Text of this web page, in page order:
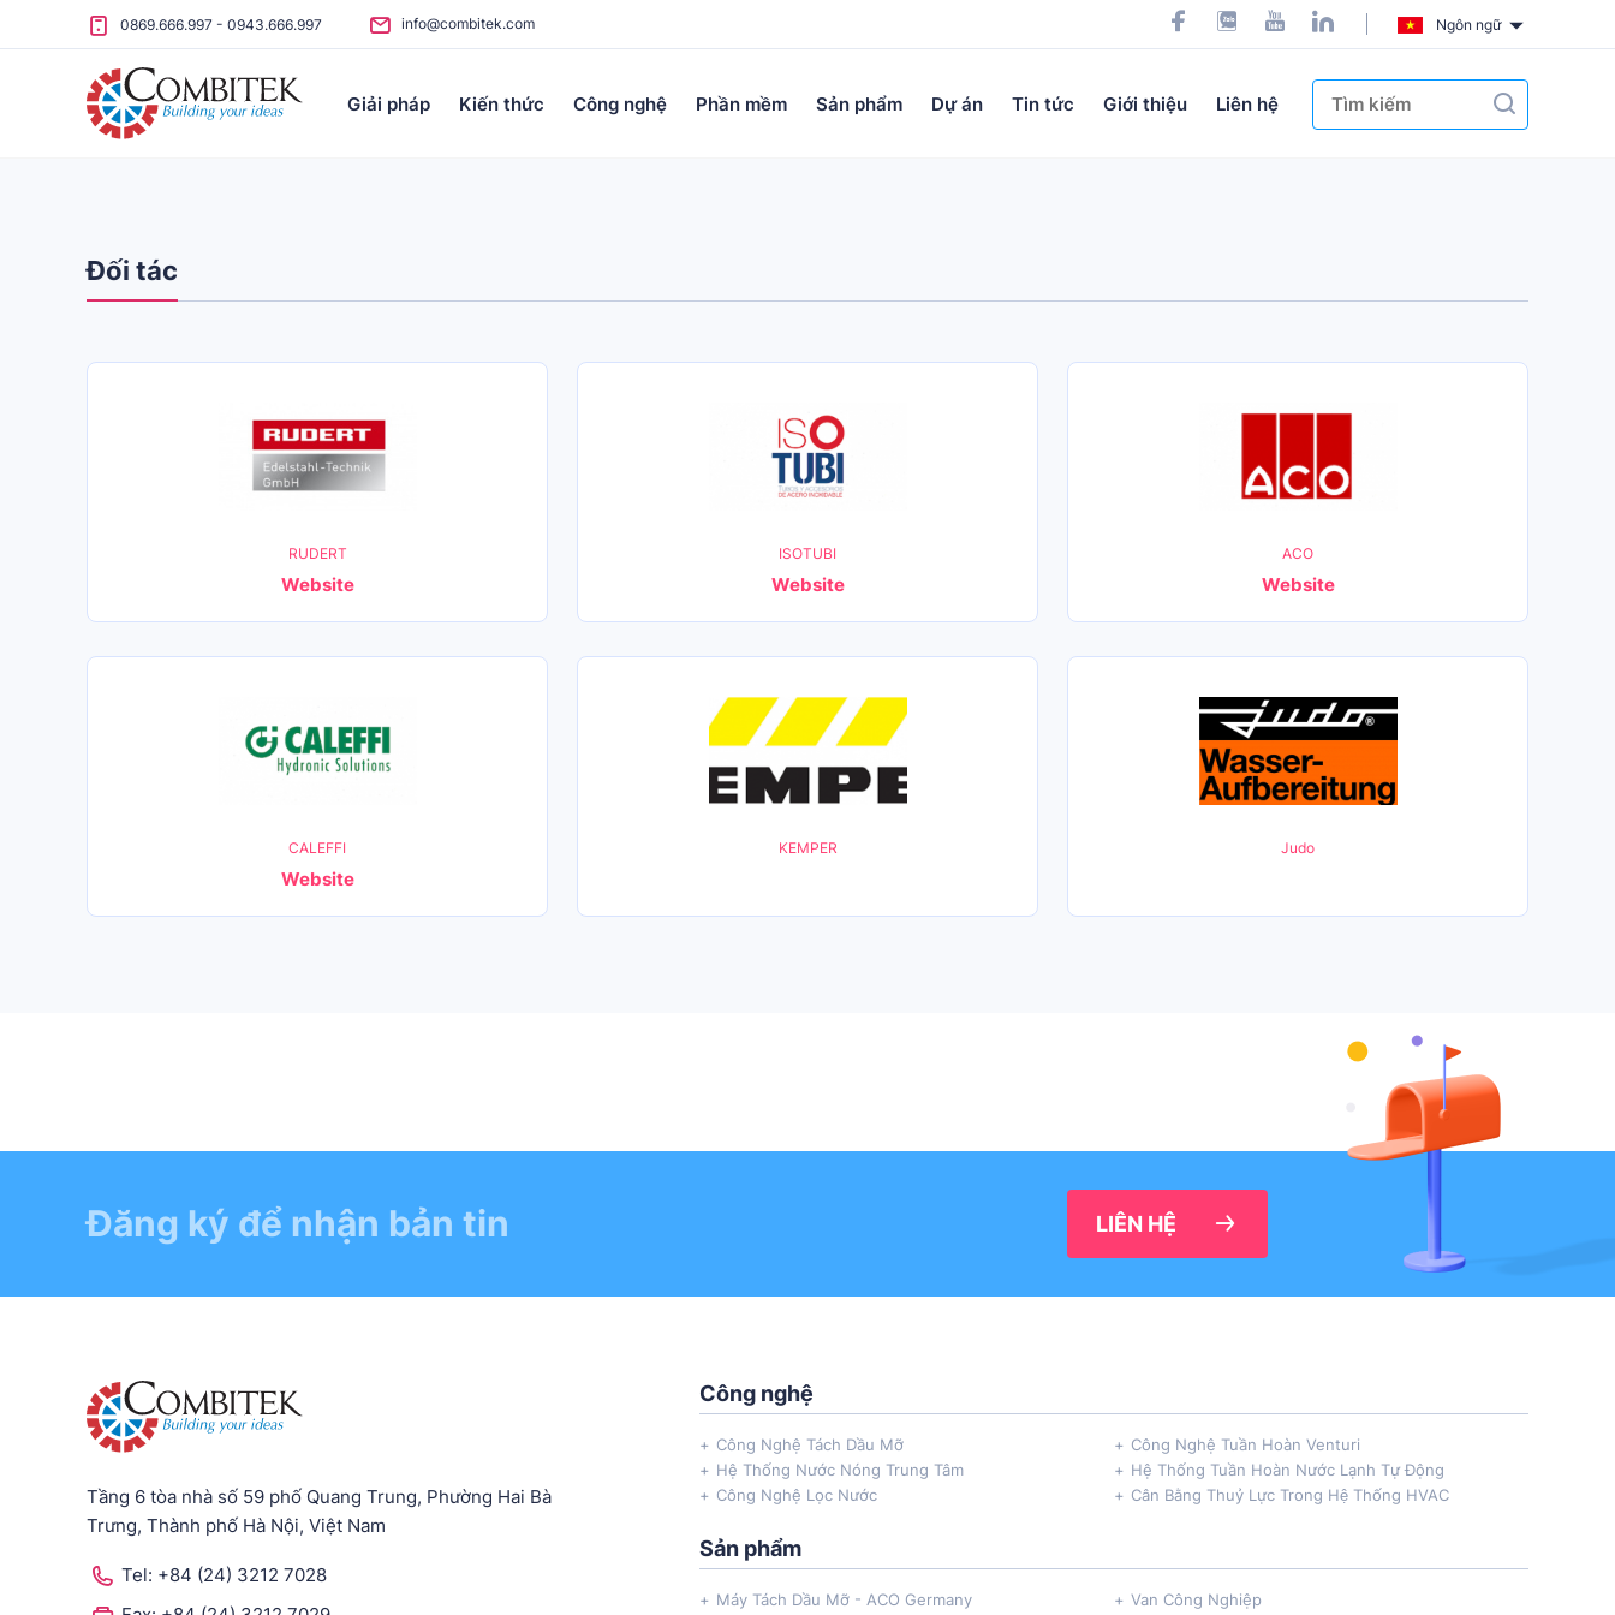
Skip to content
0869.666.997 - 0943.666.997 info@combitek.com Ngôn ngữ
Giải pháp Kiến thức Công nghệ Phần mềm Sản phẩm Dự án Tin tức Giới thiệu Liên hệ
Đối tác
RUDERT
Website
ISOTUBI
Website
ACO
Website
CALEFFI
Website
KEMPER Judo
Đăng ký để nhận bản tin LIÊN HỆ
Công nghệ
Công Nghệ Tách Dầu Mỡ
Công Nghệ Tuần Hoàn Venturi
Hệ Thống Nước Nóng Trung Tâm
Hệ Thống Tuần Hoàn Nước Lạnh Tự Động
Công Nghệ Lọc Nước
Cân Bằng Thuỷ Lực Trong Hệ Thống HVAC
Sản phẩm
Máy Tách Dầu Mỡ - ACO Germany Van Công Nghiệp
Tầng 6 tòa nhà số 59 phố Quang Trung, Phường Hai Bà
Trưng, Thành phố Hà Nội, Việt Nam
Tel: +84 (24) 3212 7028